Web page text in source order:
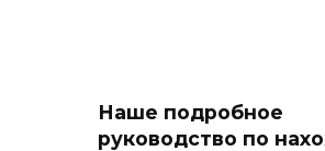
Наше подробное
руководство по